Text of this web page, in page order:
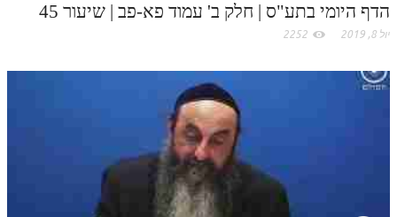
הדף היומי בתע"ס | חלק ב' עמוד פא-פב | שיעור 45
יול 8, 2019 2252